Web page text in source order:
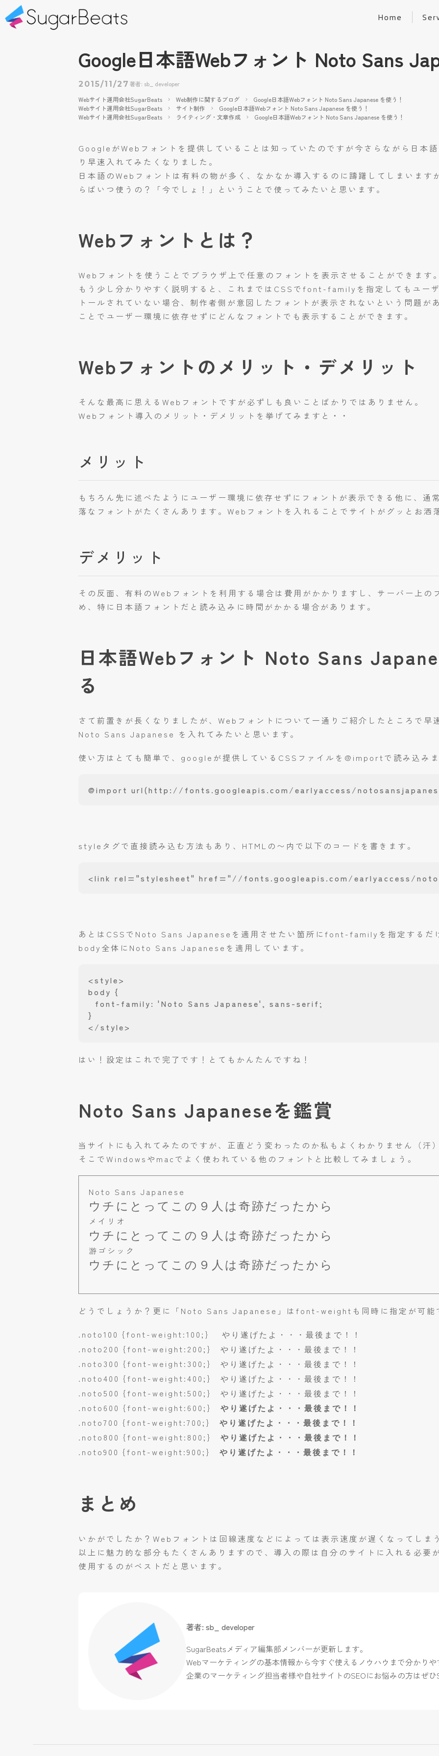
Home
Google日本語Webフォント Noto Sans
2015/11/27 著者: sb_ developer
Webサイト運用会社SugarBeats
Web制作に関するブログ
Google日本語Webフォント Noto Sans Japanese を使う！
Webサイト運用会社SugarBeats
サイト制作
Google日本語Webフォント Noto Sans Japanese を使う！
Webサイト運用会社SugarBeats
ライティング・文章作成 Google日本語Webフォント Noto Sans Japanese を使う！
GoogleがWebフォントを提供していることは知っていたのですが今さらながら日本
り早速入れてみたくなりました。
日本語のWebフォントは有料の物が多く、なかなか導入するのに躊躇してしまいま
らばいつ使うの？「今でしょ！」ということで使ってみたいと思います。
Webフォントとは？
Webフォントを使うことでブラウザ上で任意のフォントを表示させることができます。
もう少し分かりやすく説明すると、これまではCSSでfont-familyを指定してもユー
トールされていない場合、制作者側が意図したフォントが表示されないという問題が
ことでユーザー環境に依存せずにどんなフォントでも表示することができます。
Webフォントのメリット・デメリット
そんな最高に思えるWebフォントですが必ずしも良いことばかりではありません。
Webフォント導入のメリット・デメリットを挙げてみますと・・
メリット
もちろん先に述べたようにユーザー環境に依存せずにフォントが表示できる他に、通
落なフォントがたくさんあります。Webフォントを入れることでサイトがグッとお洒
デメリット
その反面、有料のWebフォントを利用する場合は費用がかかりますし、サーバー上の
め、特に日本語フォントだと読み込みに時間がかかる場合があります。
日本語Webフォント Noto Sans
る
さて前置きが長くなりましたが、Webフォントについて一通りご紹介したところで
Noto Sans Japanese を入れてみたいと思います。
使い方はとても簡単で、googleが提供しているCSSファイルを@importで読み込みま
@import url(http://fonts.googleapis.com/earlyaccess/
styleタグで直接読み込む方法もあり、HTMLの〜内で以下のコードを書きます。
<link rel="stylesheet" href="//fonts.googleapis.com/earlyaccess/
あとはCSSでNoto Sans Japaneseを適用させたい箇所にfont-familyを指定するだ
body全体にNoto Sans Japaneseを適用しています。
<style>
body {
  font-family: 'Noto Sans Japanese', sans-serif;
}
</style>
はい！設定はこれで完了です！とてもかんたんですね！
Noto Sans Japaneseを鑑賞
当サイトにも入れてみたのですが、正直どう変わったのか私もよくわかりません（汗）
そこでWindowsやmacでよく使われている他のフォントと比較してみましょう。
Noto Sans Japanese
ウチにとってこの９人は奇跡だったから
メイリオ
ウチにとってこの９人は奇跡だったから
游ゴシック
ウチにとってこの９人は奇跡だったから
どうでしょうか？更に「Noto Sans Japanese」はfont-weightも同時に指定が可能
.noto100 {font-weight:100;}
やり遂げたよ・・・最後まで！！
.noto200 {font-weight:200;} やり遂げたよ・・・最後まで！！
.noto300 {font-weight:300;} やり遂げたよ・・・最後まで！！
.noto400 {font-weight:400;} やり遂げたよ・・・最後まで！！
.noto500 {font-weight:500;} やり遂げたよ・・・最後まで！！
.noto600 {font-weight:600;} やり遂げたよ・・・最後まで！！
.noto700 {font-weight:700;} やり遂げたよ・・・最後まで！！
.noto800 {font-weight:800;} やり遂げたよ・・・最後まで！！
.noto900 {font-weight:900;} やり遂げたよ・・・最後まで！！
まとめ
いかがでしたか？Webフォントは回線速度などによっては表示速度が遅くなってしま
以上に魅力的な部分もたくさんありますので、導入の際は自分のサイトに入れる必要
使用するのがベストだと思います。
著者: sb_ developer
SugarBeatsメディア編集部メンバーが更新します。
Webマーケティングの基本情報から今すぐ使えるノウハウまで分かり
企業のマーケティング担当者様や自社サイトのSEOにお悩みの方はぜひ